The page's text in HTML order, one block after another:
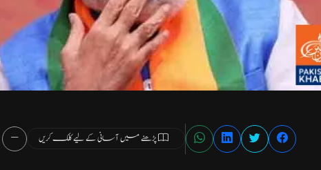
پڑھنے میں آسانی کے لیے کلک کریں